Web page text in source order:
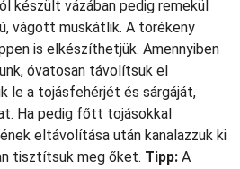
készült vázában pedig remekül
vágott muskátlik. A törékeny
is elkészíthetjük. Amennyiben
óvatosan távolítsuk el
le a tojásfehérjét és sárgáját,
Ha pedig főtt tojásokkal
eltávolítása után kanalazzuk ki
tisztítsuk meg őket. Tipp: A